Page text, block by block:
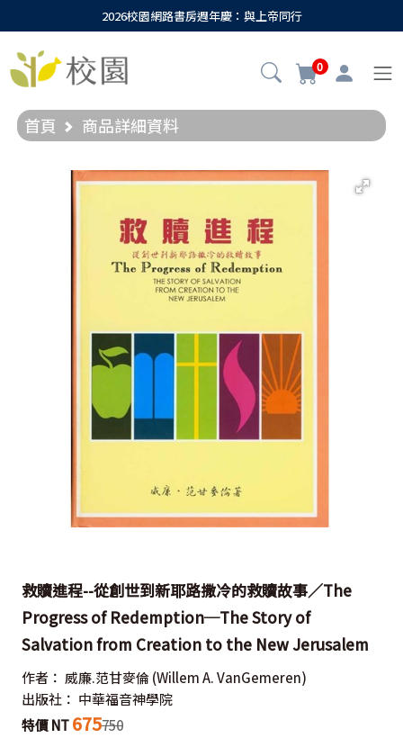
2026校園網路書房週年慶：與上帝同行
0
首頁 商品詳細資料
救贖進程--從創世到新耶路撒冷的救贖故事／The
Progress of Redemption─The Story of
Salvation from Creation to the New Jerusalem
作者： 威廉.范甘麥倫 (Willem A. VanGemeren)
出版社： 中華福音神學院
特價 NT 675750